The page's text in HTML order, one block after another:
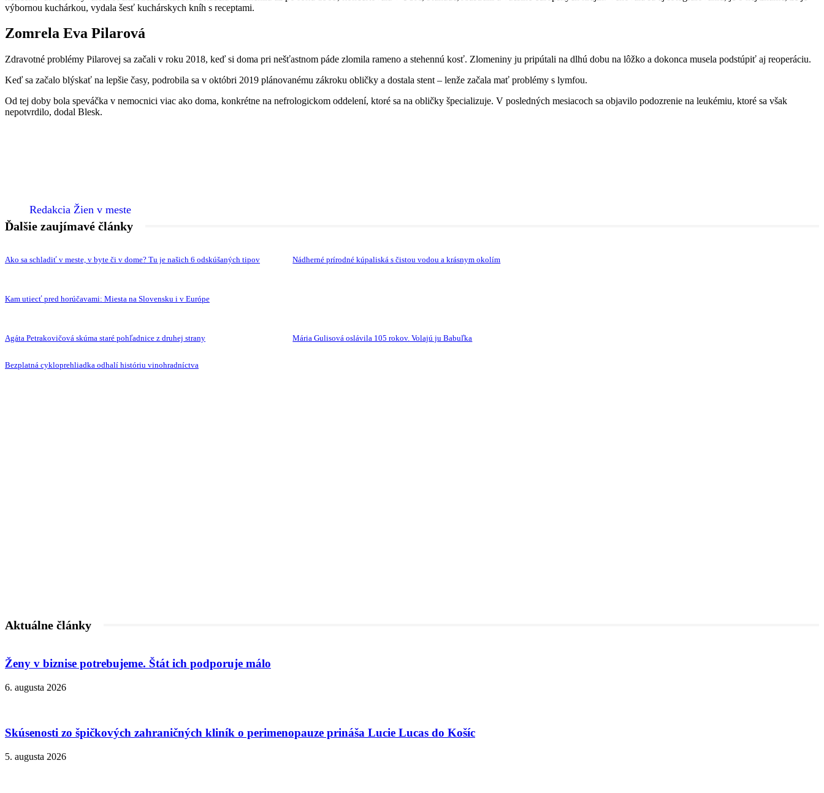
výbornou kuchárkou, vydala šesť kuchárskych kníh s receptami.
Zomrela Eva Pilarová
Zdravotné problémy Pilarovej sa začali v roku 2018, keď si doma pri nešťastnom páde zlomila rameno a stehennú kosť. Zlomeniny ju pripútali na dlhú dobu na lôžko a dokonca musela podstúpiť aj reoperáciu.
Keď sa začalo blýskať na lepšie časy, podrobila sa v októbri 2019 plánovanému zákroku obličky a dostala stent – lenže začala mať problémy s lymfou.
Od tej doby bola speváčka v nemocnici viac ako doma, konkrétne na nefrologickom oddelení, ktoré sa na obličky špecializuje. V posledných mesiacoch sa objavilo podozrenie na leukémiu, ktoré sa však
nepotvrdilo, dodal Blesk.
Redakcia Žien v meste
Ďalšie zaujímavé články
Ako sa schladiť v meste, v byte či v dome? Tu je našich 6 odskúšaných tipov Nádherné prírodné kúpaliská s čistou vodou a krásnym okolím
Kam utiecť pred horúčavami: Miesta na Slovensku i v Európe
Agáta Petrakovičová skúma staré pohľadnice z druhej strany Mária Gulisová oslávila 105 rokov. Volajú ju Babuľka
Bezplatná cykloprehliadka odhalí históriu vinohradníctva
Aktuálne články
Ženy v biznise potrebujeme. Štát ich podporuje málo
6. augusta 2026
Skúsenosti zo špičkových zahraničných kliník o perimenopauze prináša Lucie Lucas do Košíc
5. augusta 2026